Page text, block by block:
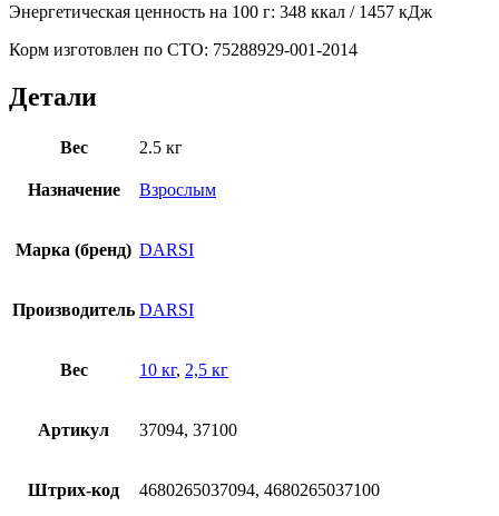
Энергетическая ценность на 100 г: 348 ккал / 1457 кДж
Корм изготовлен по СТО: 75288929-001-2014
Детали
Вес 2.5 кг
Назначение Взрослым
Марка (бренд) DARSI
Производитель DARSI
Вес 10 кг, 2,5 кг
Артикул 37094, 37100
Штрих-код 4680265037094, 4680265037100